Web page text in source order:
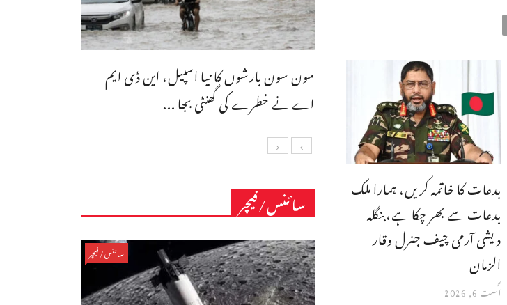
بدعات کا خاتمہ کریں، ہمارا ملک
بدعات سے بھر چکا ہے،بنگله
دیشی آرمی چیف جنرل وقار
الزمان
اگست 6, 2026
مون سون بارشوں کا نیا اسپیل، این ڈی ایم
اے نے خطرے کی گھنٹی بجا ...
سائنس/فیچر
سائنس/فیچر